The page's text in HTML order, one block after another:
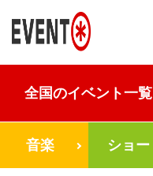
全国のイベント一覧
音楽 ショー